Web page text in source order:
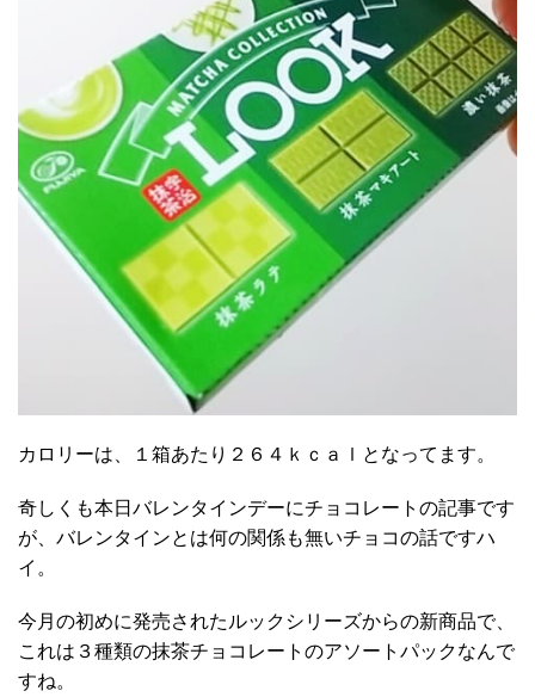
カロリーは、１箱あたり２６４ｋｃａｌとなってます。
奇しくも本日バレンタインデーにチョコレートの記事です
が、バレンタインとは何の関係も無いチョコの話ですハ
イ。
今月の初めに発売されたルックシリーズからの新商品で、
これは３種類の抹茶チョコレートのアソートパックなんで
すね。